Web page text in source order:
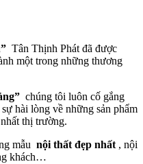
Tân Thịnh Phát đã được
một trong những thương
chúng tôi luôn cố gắng
hài lòng về những sản phẩm
thị trường.
mẫu nội thất đẹp nhất , nội
khách…